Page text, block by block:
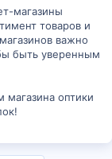
магазины
товаров и
важно
быть уверенным
оптики